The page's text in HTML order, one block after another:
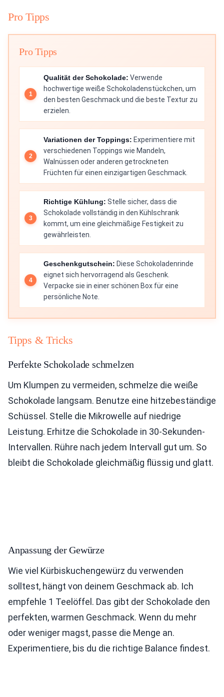
Pro Tipps
Pro Tipps
Qualität der Schokolade: Verwende
hochwertige weiße Schokoladenstückchen, um
den besten Geschmack und die beste Textur zu
erzielen.
Variationen der Toppings: Experimentiere mit
verschiedenen Toppings wie Mandeln,
Walnüssen oder anderen getrockneten
Früchten für einen einzigartigen Geschmack.
Richtige Kühlung: Stelle sicher, dass die
Schokolade vollständig in den Kühlschrank
kommt, um eine gleichmäßige Festigkeit zu
gewährleisten.
Geschenkgutschein: Diese Schokoladenrinde
eignet sich hervorragend als Geschenk.
Verpacke sie in einer schönen Box für eine
persönliche Note.
Tipps & Tricks
Perfekte Schokolade schmelzen
Um Klumpen zu vermeiden, schmelze die weiße
Schokolade langsam. Benutze eine hitzebeständige
Schüssel. Stelle die Mikrowelle auf niedrige
Leistung. Erhitze die Schokolade in 30-Sekunden-
Intervallen. Rühre nach jedem Intervall gut um. So
bleibt die Schokolade gleichmäßig flüssig und glatt.
Anpassung der Gewürze
Wie viel Kürbiskuchengewürz du verwenden
solltest, hängt von deinem Geschmack ab. Ich
empfehle 1 Teelöffel. Das gibt der Schokolade den
perfekten, warmen Geschmack. Wenn du mehr
oder weniger magst, passe die Menge an.
Experimentiere, bis du die richtige Balance findest.